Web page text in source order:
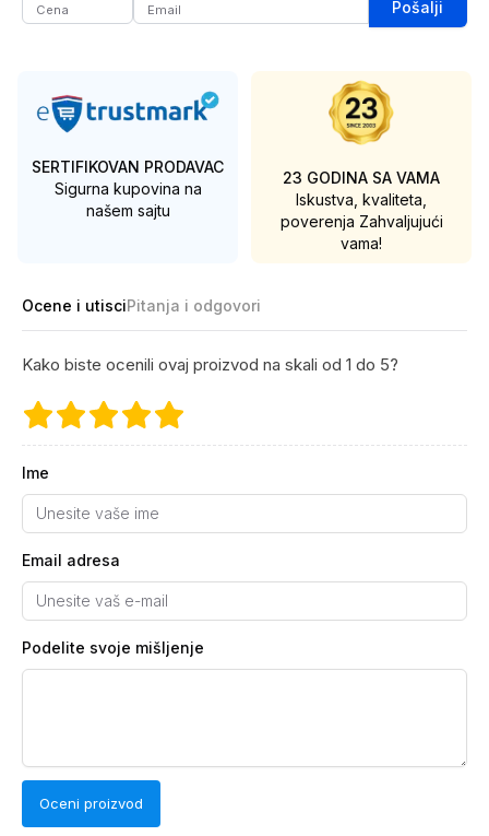
Pošalji
SERTIFIKOVAN PRODAVAC
Sigurna kupovina na
našem sajtu
23 GODINA SA VAMA
Iskustva, kvaliteta,
poverenja Zahvaljujući
vama!
Ocene i utisciPitanja i odgovori
Kako biste ocenili ovaj proizvod na skali od 1 do 5?
Ime
Email adresa
Podelite svoje mišljenje
Oceni proizvod